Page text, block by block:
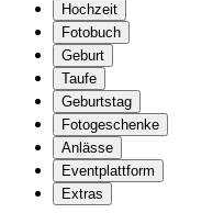
Hochzeit
Fotobuch
Geburt
Taufe
Geburtstag
Fotogeschenke
Anlässe
Eventplattform
Extras